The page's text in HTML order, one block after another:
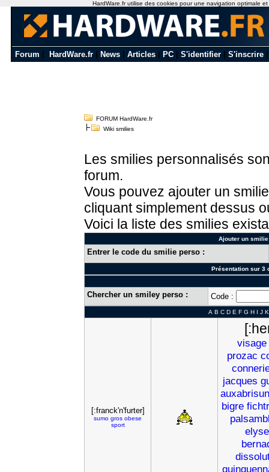
Forum HardWare.fr News Articles PC S'identifier S'inscrire
FORUM HardWare.fr
Wiki smilies
Les smilies personnalisés
forum.
Vous pouvez ajouter un
cliquant simplement dessus
Voici la liste des smilies
Ajouter un
Entrer le code du smilie perso :
Présentation sur 3
Chercher un smiley perso : Code :
A B C D E F G H I J K
[:franck'n'furter]
sumo gros obese
sport
visage
prozac
jacques
bigre
HardWare.fr utilise des cookies pour une navigation optimale